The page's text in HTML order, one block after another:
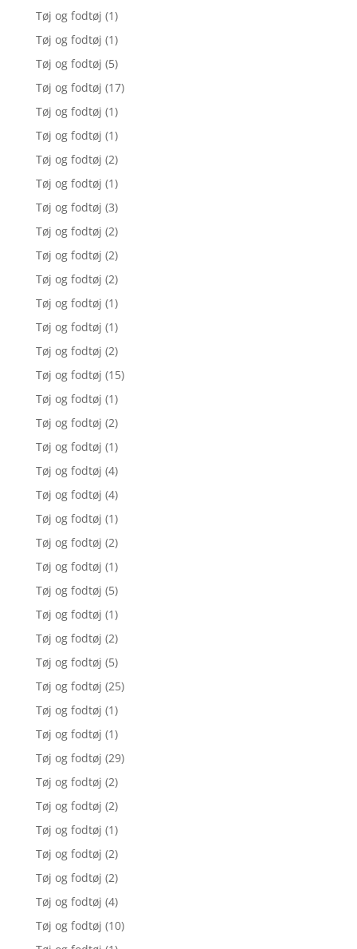
Tøj og fodtøj (1)
Tøj og fodtøj (1)
Tøj og fodtøj (5)
Tøj og fodtøj (17)
Tøj og fodtøj (1)
Tøj og fodtøj (1)
Tøj og fodtøj (2)
Tøj og fodtøj (1)
Tøj og fodtøj (3)
Tøj og fodtøj (2)
Tøj og fodtøj (2)
Tøj og fodtøj (2)
Tøj og fodtøj (1)
Tøj og fodtøj (1)
Tøj og fodtøj (2)
Tøj og fodtøj (15)
Tøj og fodtøj (1)
Tøj og fodtøj (2)
Tøj og fodtøj (1)
Tøj og fodtøj (4)
Tøj og fodtøj (4)
Tøj og fodtøj (1)
Tøj og fodtøj (2)
Tøj og fodtøj (1)
Tøj og fodtøj (5)
Tøj og fodtøj (1)
Tøj og fodtøj (2)
Tøj og fodtøj (5)
Tøj og fodtøj (25)
Tøj og fodtøj (1)
Tøj og fodtøj (1)
Tøj og fodtøj (29)
Tøj og fodtøj (2)
Tøj og fodtøj (2)
Tøj og fodtøj (1)
Tøj og fodtøj (2)
Tøj og fodtøj (2)
Tøj og fodtøj (4)
Tøj og fodtøj (10)